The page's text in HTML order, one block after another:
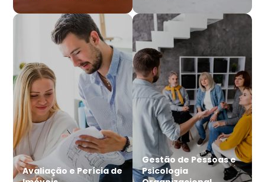
Avaliação e Perícia de
Gestão de Pessoas e
Psicologia